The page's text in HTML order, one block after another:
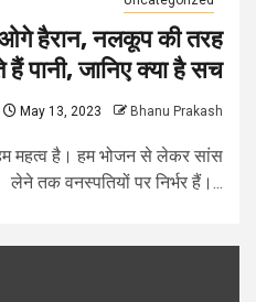
हैरान, नलकूप की तरह
हैं पानी, जानिए क्या है सच
May 13, 2023 Bhanu Prakash
महत्व है। हम भोजन से लेकर सांस
लेने तक वनस्पतियों पर निर्भर हैं।...